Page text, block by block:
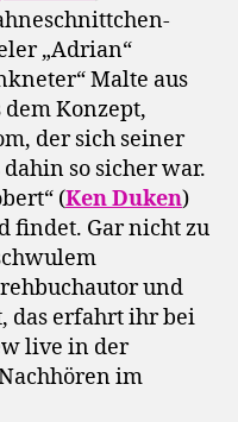
„Adrian“
Malte aus
dem Konzept,
der sich seiner
so sicher war.
(Ken Duken)
findet. Gar nicht zu
und
das erfahrt ihr bei
live in der
im